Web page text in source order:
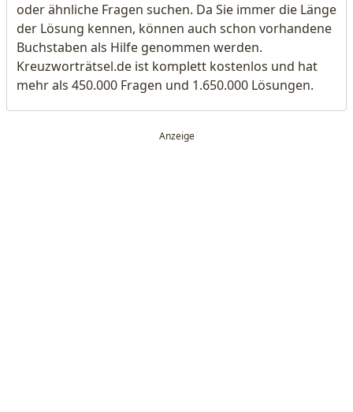
oder ähnliche Fragen suchen. Da Sie immer die Länge
der Lösung kennen, können auch schon vorhandene
Buchstaben als Hilfe genommen werden.
Kreuzworträtsel.de ist komplett kostenlos und hat
mehr als 450.000 Fragen und 1.650.000 Lösungen.